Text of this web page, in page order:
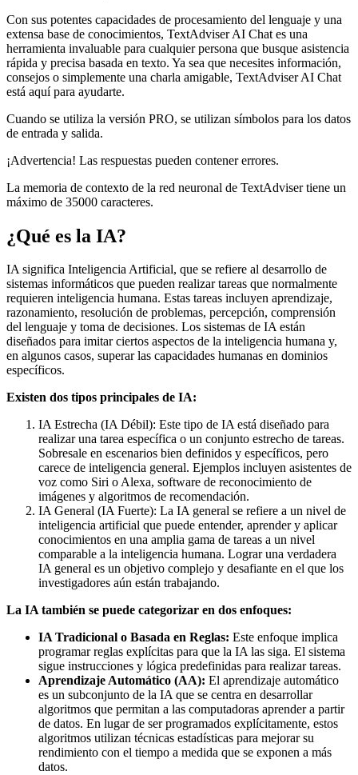
Con sus potentes capacidades de procesamiento del lenguaje y una
extensa base de conocimientos, TextAdviser AI Chat es una
herramienta invaluable para cualquier persona que busque asistencia
rápida y precisa basada en texto. Ya sea que necesites información,
consejos o simplemente una charla amigable, TextAdviser AI Chat
está aquí para ayudarte.
Cuando se utiliza la versión PRO, se utilizan símbolos para los datos
de entrada y salida.
¡Advertencia! Las respuestas pueden contener errores.
La memoria de contexto de la red neuronal de TextAdviser tiene un
máximo de 35000 caracteres.
¿Qué es la IA?
IA significa Inteligencia Artificial, que se refiere al desarrollo de
sistemas informáticos que pueden realizar tareas que normalmente
requieren inteligencia humana. Estas tareas incluyen aprendizaje,
razonamiento, resolución de problemas, percepción, comprensión
del lenguaje y toma de decisiones. Los sistemas de IA están
diseñados para imitar ciertos aspectos de la inteligencia humana y,
en algunos casos, superar las capacidades humanas en dominios
específicos.
Existen dos tipos principales de IA:
IA Estrecha (IA Débil): Este tipo de IA está diseñado para
realizar una tarea específica o un conjunto estrecho de tareas.
Sobresale en escenarios bien definidos y específicos, pero
carece de inteligencia general. Ejemplos incluyen asistentes de
voz como Siri o Alexa, software de reconocimiento de
imágenes y algoritmos de recomendación.
IA General (IA Fuerte): La IA general se refiere a un nivel de
inteligencia artificial que puede entender, aprender y aplicar
conocimientos en una amplia gama de tareas a un nivel
comparable a la inteligencia humana. Lograr una verdadera
IA general es un objetivo complejo y desafiante en el que los
investigadores aún están trabajando.
La IA también se puede categorizar en dos enfoques:
IA Tradicional o Basada en Reglas: Este enfoque implica
programar reglas explícitas para que la IA las siga. El sistema
sigue instrucciones y lógica predefinidas para realizar tareas.
Aprendizaje Automático (AA): El aprendizaje automático
es un subconjunto de la IA que se centra en desarrollar
algoritmos que permitan a las computadoras aprender a partir
de datos. En lugar de ser programados explícitamente, estos
algoritmos utilizan técnicas estadísticas para mejorar su
rendimiento con el tiempo a medida que se exponen a más
datos.